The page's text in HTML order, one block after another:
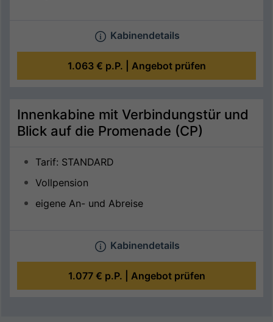
Kabinendetails
1.063 € p.P. | Angebot prüfen
Innenkabine mit Verbindungstür und
Blick auf die Promenade (CP)
Tarif: STANDARD
Vollpension
eigene An- und Abreise
Kabinendetails
1.077 € p.P. | Angebot prüfen